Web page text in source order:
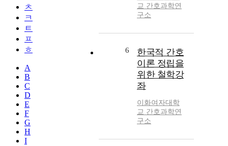
ㅊ
ㅋ
ㅌ
ㅍ
ㅎ
A
B
C
D
E
F
G
H
I
교 간호과학연
구소
6
한국적 간호
이론 정립을
위한 철학강
좌
이화여자대학
교 간호과학연
구소